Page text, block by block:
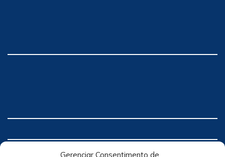
Gerenciar Consentimento de